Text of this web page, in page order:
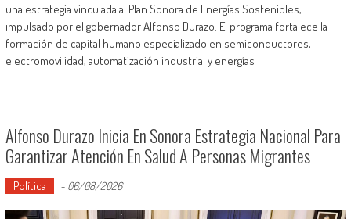
una estrategia vinculada al Plan Sonora de Energías Sostenibles,
impulsado por el gobernador Alfonso Durazo. El programa fortalece la
formación de capital humano especializado en semiconductores,
electromovilidad, automatización industrial y energías
Alfonso Durazo Inicia En Sonora Estrategia Nacional Para
Garantizar Atención En Salud A Personas Migrantes
Política - 06/08/2026